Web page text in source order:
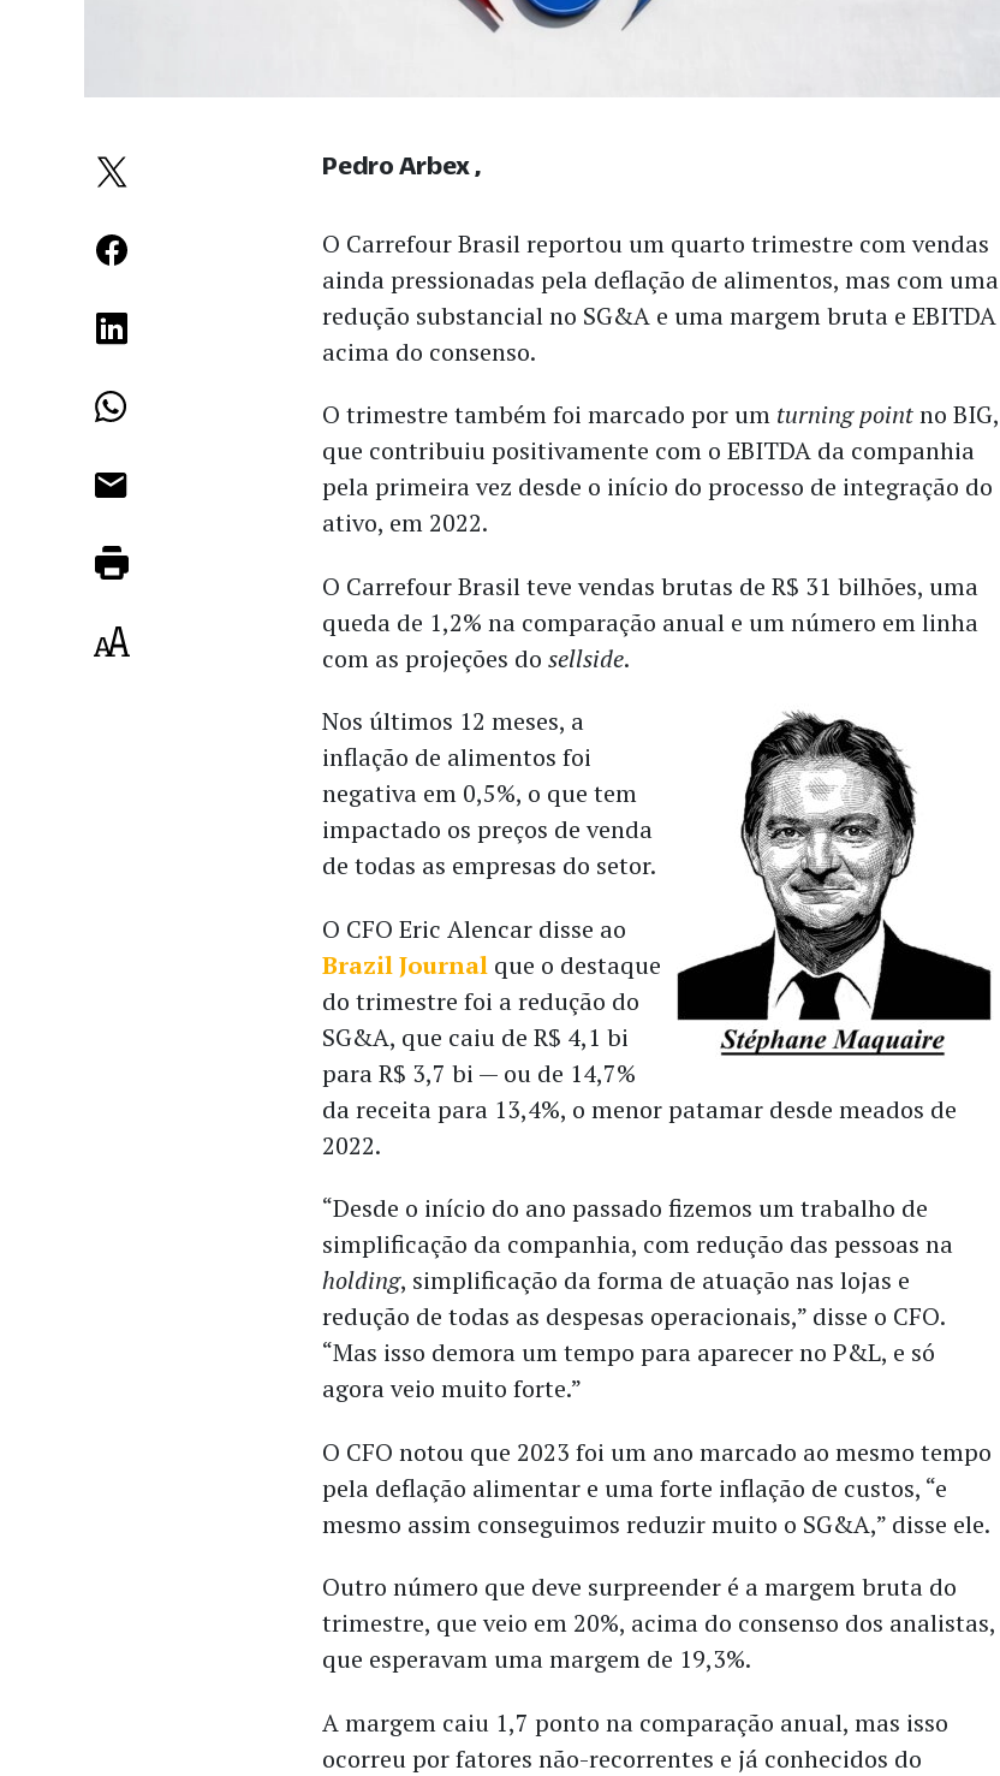
O Carrefour Brasil reportou um quarto trimestre com vendas
ainda pressionadas pela deflação de alimentos, mas com uma
redução substancial no SG&A e uma margem bruta e EBITDA
acima do consenso.
O trimestre também foi marcado por um turning pointno BIG,
que contribuiu positivamente com o EBITDA da companhia
pela primeira vez desde o início do processo de integração do
ativo, em 2022.
O Carrefour Brasil teve vendas brutas de R$ 31 bilhões, uma
queda de 1,2% na comparação anual e um número em linha
com as projeções dosellside.
Nos últimos 12 meses, a
inflação de alimentos foi
negativa em 0,5%, o que tem
impactado os preços de venda
de todas as empresas do setor.
O CFO Eric Alencar disse ao
Brazil Journal que o destaque
do trimestre foi a redução do
SG&A, que caiu de R$ 4,1 bi
para R$ 3,7 bi — ou de 14,7%
da receita para 13,4%, o menor patamar desde meados de
2022.
“Desde o início do ano passado fizemos um trabalho de
simplificação da companhia, com redução das pessoas na
holding, simplificação da forma de atuação nas lojas e
redução de todas as despesas operacionais,” disse o CFO.
“Mas isso demora um tempo para aparecer no P&L, e só
agora veio muito forte.”
O CFO notou que 2023 foi um ano marcado ao mesmo tempo
pela deflação alimentar e uma forte inflação de custos, “e
mesmo assim conseguimos reduzir muito o SG&A,” disse ele.
Outro número que deve surpreender é a margem bruta do
trimestre, que veio em 20%, acima do consenso dos analistas,
que esperavam uma margem de 19,3%.
A margem caiu 1,7 ponto na comparação anual, mas isso
ocorreu por fatores não-recorrentes e já conhecidos do
Pedro Arbex